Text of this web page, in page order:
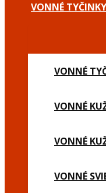
VONNÉ
VONNÉ
VONNÉ
VONNÉ
VONNÉ